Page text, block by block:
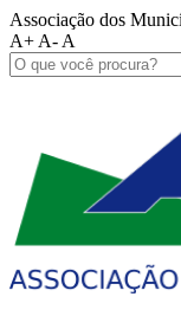
Associação dos
A+ A- A